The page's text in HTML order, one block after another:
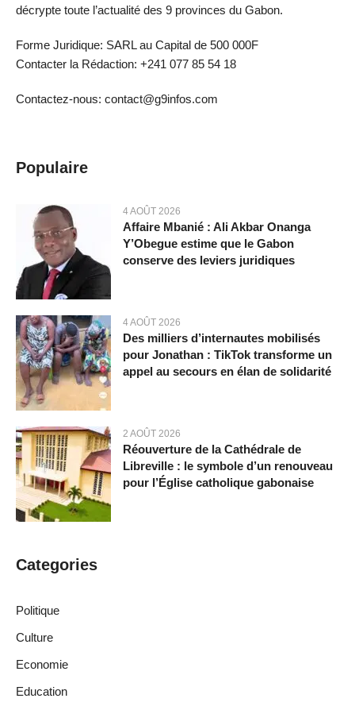
décrypte toute l’actualité des 9 provinces du Gabon.
Forme Juridique: SARL au Capital de 500 000F
Contacter la Rédaction: +241 077 85 54 18
Contactez-nous: contact@g9infos.com
Populaire
4 AOÛT 2026
Affaire Mbanié : Ali Akbar Onanga
Y’Obegue estime que le Gabon
conserve des leviers juridiques
4 AOÛT 2026
Des milliers d’internautes mobilisés
pour Jonathan : TikTok transforme un
appel au secours en élan de solidarité
2 AOÛT 2026
Réouverture de la Cathédrale de
Libreville : le symbole d’un renouveau
pour l’Église catholique gabonaise
Categories
Politique
Culture
Economie
Education